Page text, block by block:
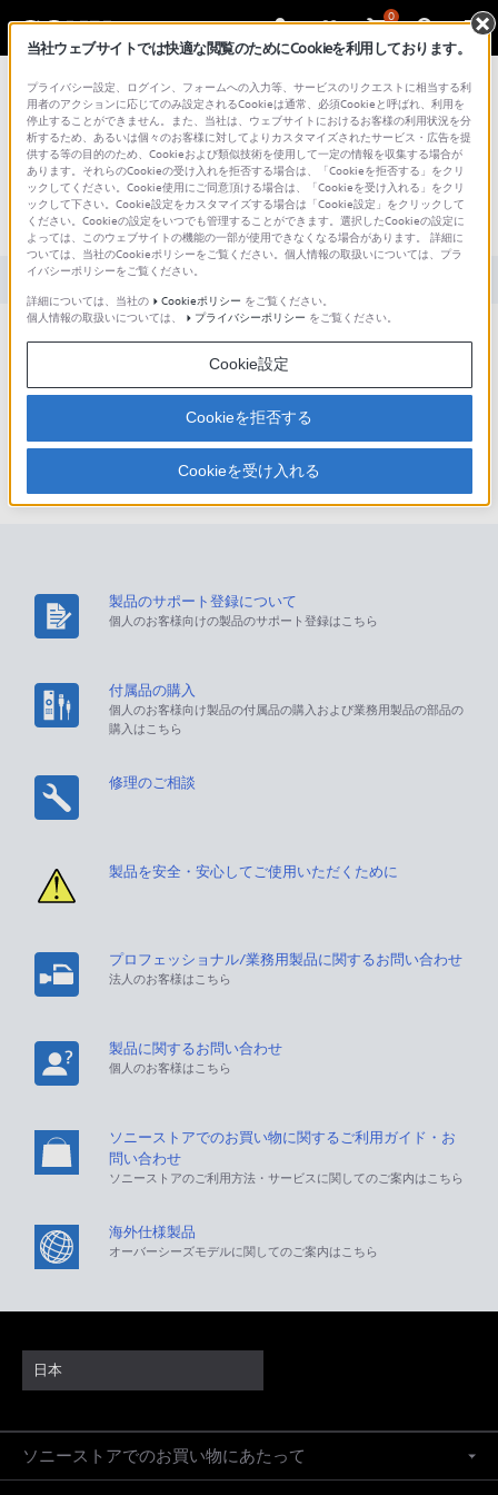
0
総合サポート・お問い合わせ
文書番号 : SH000163315 / 最終更新日 : 2025/03/11
電源が切れません。
以下をお試しください。
対処方法
ます。
製品のサポート登録について
個人のお客様向けの製品のサポート登録はこちら
付属品の購入
個人のお客様向け製品の付属品の購入および業務用製品の部品の
購入はこちら
修理のご相談
製品を安全・安心してご使用いただくために
プロフェッショナル/業務用製品に関するお問い合わせ
法人のお客様はこちら
製品に関するお問い合わせ
個人のお客様はこちら
ソニーストアでのお買い物に関するご利用ガイド・お
問い合わせ
ソニーストアのご利用方法・サービスに関してのご案内はこちら
海外仕様製品
オーバーシーズモデルに関してのご案内はこちら
日本
ソニーストアでのお買い物にあたって
当社ウェブサイトでは快適な閲覧のためにCookieを利用しております。
プライバシー設定、ログイン、フォームへの入力等、サービスのリクエストに相当する利
用者のアクションに応じてのみ設定されるCookieは通常、必須Cookieと呼ばれ、利用を
停止することができません。また、当社は、ウェブサイトにおけるお客様の利用状況を分
析するため、あるいは個々のお客様に対してよりカスタマイズされたサービス・広告を提
供する等の目的のため、Cookieおよび類似技術を使用して一定の情報を収集する場合が
あります。それらのCookieの受け入れを拒否する場合は、「Cookieを拒否する」をクリ
ックしてください。Cookie使用にご同意頂ける場合は、「Cookieを受け入れる」をクリ
ックして下さい。Cookie設定をカスタマイズする場合は「Cookie設定」をクリックして
ください。Cookieの設定をいつでも管理することができます。選択したCookieの設定に
よっては、このウェブサイトの機能の一部が使用できなくなる場合があります。 詳細に
ついては、当社のCookieポリシーをご覧ください。個人情報の取扱いについては、プラ
イバシーポリシーをご覧ください。
詳細については、当社の
Cookieポリシー をご覧ください。
個人情報の取扱いについては、
プライバシーポリシー をご覧ください。
Cookie設定
Cookieを拒否する
Cookieを受け入れる